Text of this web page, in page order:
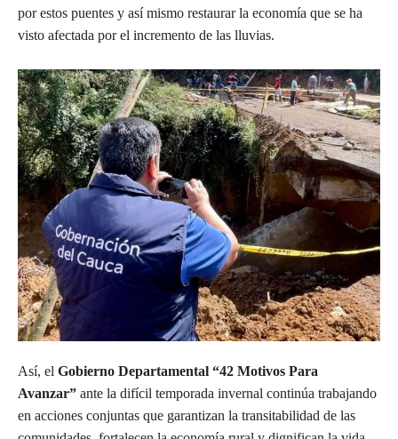
por estos puentes y así mismo restaurar la economía que se ha
visto afectada por el incremento de las lluvias.
Así, el Gobierno Departamental “42 Motivos Para
Avanzar” ante la difícil temporada invernal continúa trabajando
en acciones conjuntas que garantizan la transitabilidad de las